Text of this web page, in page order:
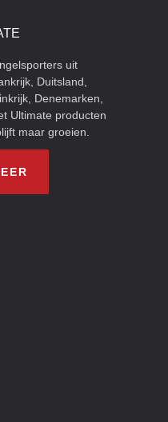
uit
Duitsland,
Denemarken,
Ultimate producten
maar groeien.